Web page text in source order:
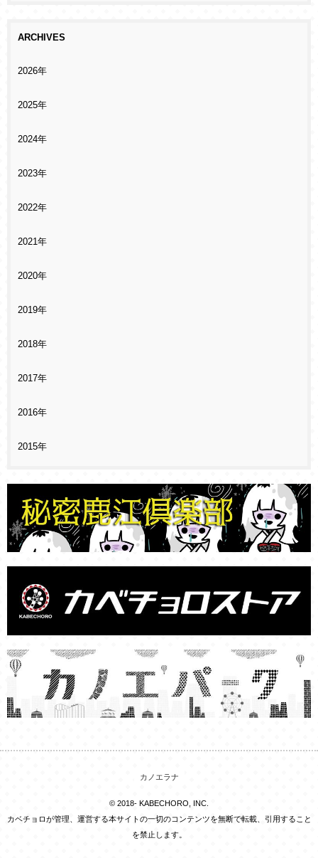
ARCHIVES
2026年
2025年
2024年
2023年
2022年
2021年
2020年
2019年
2018年
2017年
2016年
2015年
カノエラナ
© 2018- KABECHORO, INC.
カベチョロが管理、運営する本サイトの一切のコンテンツを無断で転載、引用すること
を禁止します。